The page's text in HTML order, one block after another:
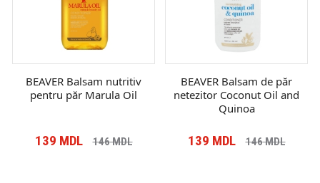
BEAVER Balsam nutritiv
pentru păr Marula Oil
139 MDL 146MDL
BEAVER Balsam de păr
netezitor Coconut Oil and
Quinoa
139 MDL 146MDL